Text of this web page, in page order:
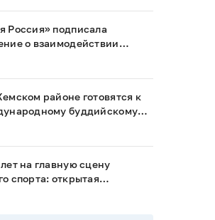
Россия» подписала
о взаимодействии
палатой РФ и
районе готовятся к
буддийскому
на главную сцену
спорта: открытая
«КАРДО» ждет